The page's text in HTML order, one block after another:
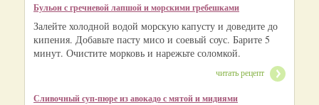
Бульон с гречневой лапшой и морскими гребешками
Залейте холодной водой морскую капусту и доведите до
кипения. Добавьте пасту мисо и соевый соус. Барите 5
минут. Очистите морковь и нарежьте соломкой.
читать рецепт
Сливочный суп-пюре из авокадо с мятой и мидиями